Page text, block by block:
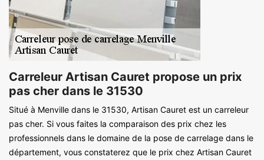
Carreleur Artisan Cauret propose un prix
pas cher dans le 31530
Situé à Menville dans le 31530, Artisan Cauret est un carreleur
pas cher. Si vous faites la comparaison des prix chez les
professionnels dans le domaine de la pose de carrelage dans le
département, vous constaterez que le prix chez Artisan Cauret